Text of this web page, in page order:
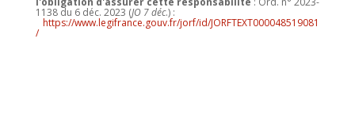
1138 du 6 déc. 2023 (JO 7 déc.) :
https://www.legifrance.gouv.fr/jorf/id/JORFTEXT000048519081
/